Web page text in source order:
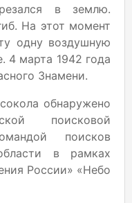
в землю.
На этот момент
одну воздушную
4 марта 1942 года
Знамени.
обнаружено
поисковой
поисков
в рамках
России» «Небо